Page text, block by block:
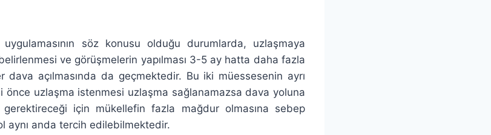
söz konusu olduğu durumlarda, uzlaşmaya
ve görüşmelerin yapılması 3-5 ay hatta daha fazla
dava açılmasında da geçmektedir. Bu iki müessesenin ayrı
önce uzlaşma istenmesi uzlaşma sağlanamazsa dava yoluna
için mükellefin fazla mağdur olmasına sebep
aynı anda tercih edilebilmektedir.